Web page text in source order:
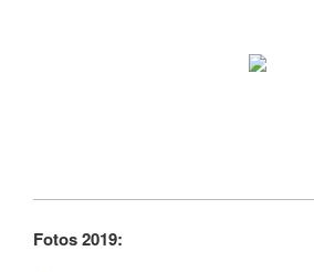
Fotos 2019: